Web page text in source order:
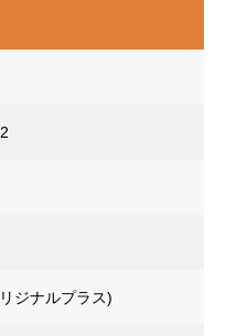
ジナルプラス)